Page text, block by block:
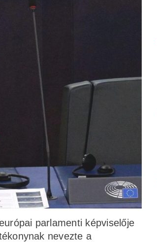
parlamenti képviselője
nevezte a